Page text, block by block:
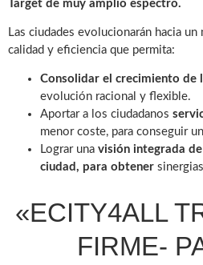
Target de muy amplio espectro.
Las ciudades evolucionarán hacia
calidad y eficiencia que permita:
Consolidar el crecimiento de
evolución racional y flexible.
Aportar a los ciudadanos
menor coste, para conseguir
Lograr una visión integrada
ciudad, para obtener
«ECITY4ALL
FIRME-